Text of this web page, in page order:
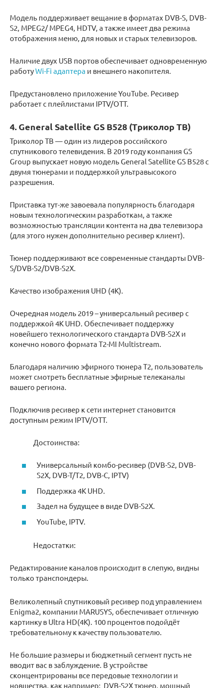
Модель поддерживает вещание в форматах DVB-S, DVB-
S2, MPEG2/ MPEG4, HDTV, а также имеет два режима
отображения меню, для новых и старых телевизоров.
Наличие двух USB портов обеспечивает одновременную
работуWi-Fi адаптера и внешнего накопителя.
Предустановлено приложение YouTube. Ресивер
работает с плейлистами IPTV/OTT.
4. General Satellite GS B528 (Триколор ТВ)
Триколор ТВ — один из лидеров российского
спутникового телевидения. В 2019 году компания GS
Group выпускает новую модель General Satellite GS B528 с
двумя тюнерами и поддержкой ультравысокого
разрешения.
Приставка тут-же завоевала популярность благодаря
новым технологическим разработкам, а также
возможностью трансляции контента на два телевизора
(для этого нужен дополнительно ресивер клиент).
Тюнер поддерживают все современные стандарты DVB-
S/DVB-S2/DVB-S2X.
Качество изображения UHD (4K).
Очередная модель 2019 – универсальный ресивер с
поддержкой 4K UHD. Обеспечивает поддержку
новейшего технологического стандарта DVB-S2X и
конечно нового формата T2-MI Multistream.
Благодаря наличию эфирного тюнера T2, пользователь
может смотреть бесплатные эфирные телеканалы
вашего региона.
Подключив ресивер к сети интернет становится
доступным режим IPTV/OTT.
Достоинства:
Универсальный комбо-ресивер (DVB-S2, DVB-
S2X, DVB-T/T2, DVB-C, IPTV)
Поддержка 4K UHD.
Задел на будущее в виде DVB-S2X.
YouTube, IPTV.
Недостатки:
Редактирование каналов происходит в слепую, видны
только транспондеры.
Великолепный спутниковый ресивер под управлением
Enigma2, компании MARUSYS, обеспечивает отличную
картинку в Ultra HD(4K). 100 процентов подойдёт
требовательному к качеству пользователю.
Не большие размеры и бюджетный сегмент пусть не
вводит вас в заблуждение. В устройстве
сконцентрированы все передовые технологии и
новшества, как например: DVB-S2X тюнер, мощный